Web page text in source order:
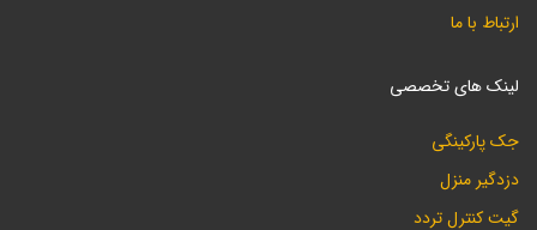
ارتباط با ما
لینک های تخصصی
جک پارکینگی
دزدگیر منزل
گیت کنترل تردد